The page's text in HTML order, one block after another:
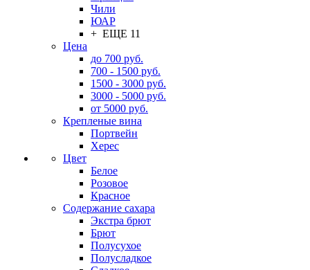
Чили
ЮАР
+ ЕЩЕ 11
Цена
до 700 руб.
700 - 1500 руб.
1500 - 3000 руб.
3000 - 5000 руб.
от 5000 руб.
Крепленые вина
Портвейн
Херес
Цвет
Белое
Розовое
Красное
Содержание сахара
Экстра брют
Брют
Полусухое
Полусладкое